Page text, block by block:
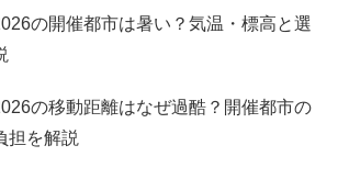
の開催都市は暑い？気温・標高と選
の移動距離はなぜ過酷？開催都市の
担を解説